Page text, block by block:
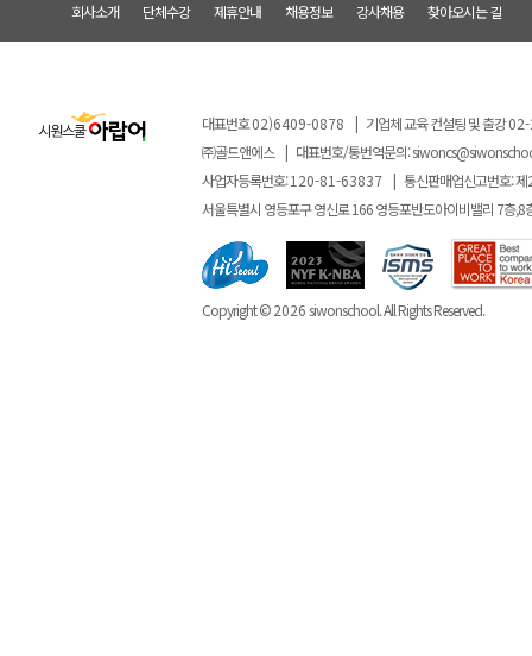
회사소개 단체수강 제휴안내 채용정보 강사채용 찾아오시는 길
대표번호02)6409-0878 | 기업체 교육 컨설팅 및 출강
㈜골드앤에스 | 대표번호/통번역문의:
사업자등록번호:120-81-63837 | 통신판매업신고번호: 제
서울특별시 영등포구 영신로 166 영등포반도아이비밸리 7층,8
Copyright ©2026siwonschool. All Rights Reserved.